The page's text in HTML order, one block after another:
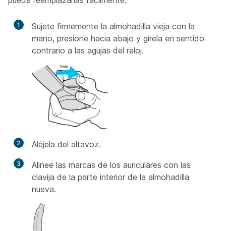
1
Sujete firmemente la almohadilla vieja con la
mano, presione hacia abajo y gírela en sentido
contrario a las agujas del reloj.
2 Aléjela del altavoz.
3
Alinee las marcas de los auriculares con las
clavija de la parte interior de la almohadilla
nueva.